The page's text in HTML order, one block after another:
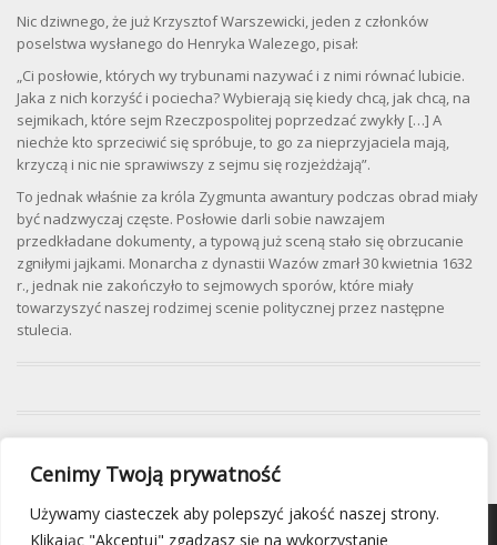
Cenimy Twoją prywatność
Używamy ciasteczek aby polepszyć jakość naszej strony.
Klikając "Akceptuj" zgadzasz się na wykorzystanie
Nic dziwnego, że już Krzysztof Warszewicki, jeden z członków
poselstwa wysłanego do Henryka Walezego, pisał:
„Ci posłowie, których wy trybunami nazywać i z nimi równać lubicie.
Jaka z nich korzyść i pociecha? Wybierają się kiedy chcą, jak chcą, na
sejmikach, które sejm Rzeczpospolitej poprzedzać zwykły […] A
niechże kto sprzeciwić się spróbuje, to go za nieprzyjaciela mają,
krzyczą i nic nie sprawiwszy z sejmu się rozjeżdżają”.
To jednak właśnie za króla Zygmunta awantury podczas obrad miały
być nadzwyczaj częste. Posłowie darli sobie nawzajem
przedkładane dokumenty, a typową już sceną stało się obrzucanie
zgniłymi jajkami. Monarcha z dynastii Wazów zmarł 30 kwietnia 1632
r., jednak nie zakończyło to sejmowych sporów, które miały
towarzyszyć naszej rodzimej scenie politycznej przez następne
stulecia.